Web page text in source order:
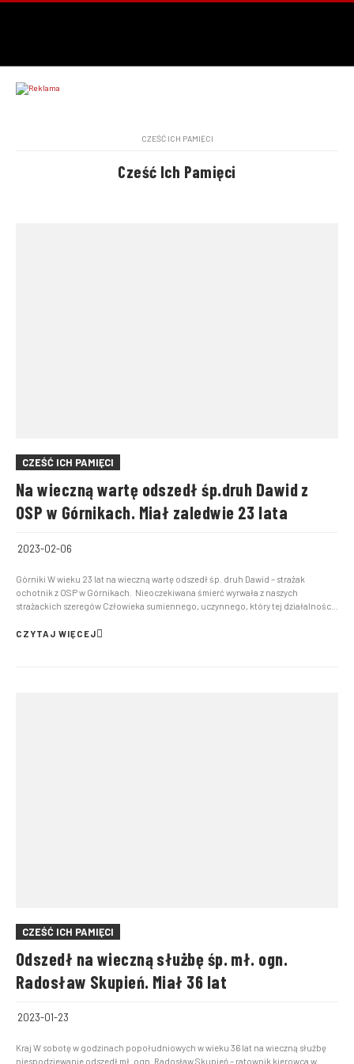
CZEŚĆ ICH PAMIĘCI
Cześć Ich Pamięci
CZEŚĆ ICH PAMIĘCI
Na wieczną wartę odszedł śp.druh Dawid z
OSP w Górnikach. Miał zaledwie 23 lata
2023-02-06
Górniki W wieku 23 lat na wieczną wartę odszedł śp. druh Dawid – strażak
ochotnik z OSP w Górnikach. Nieoczekiwana śmierć wyrwała z naszych
strażackich szeregów Człowieka sumiennego, uczynnego, który tej działalności
realizując z ogromnym zaangażowaniem ...
CZYTAJ WIĘCEJ
CZEŚĆ ICH PAMIĘCI
Odszedł na wieczną służbę śp. mł. ogn.
Radosław Skupień. Miał 36 lat
2023-01-23
Kraj W sobotę w godzinach popołudniowych w wieku 36 lat na wieczną służbę
niespodziewanie odszedł mł. ogn. Radosław Skupień – ratownik kierowca w